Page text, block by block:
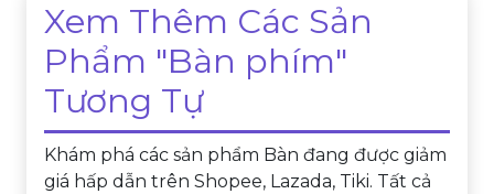
Xem Thêm Các Sản
Phẩm "Bàn phím"
Tương Tự
Khám phá các sản phẩm Bàn đang được giảm
giá hấp dẫn trên Shopee, Lazada, Tiki. Tất cả